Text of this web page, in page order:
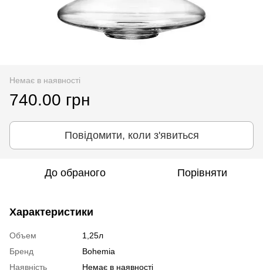
Немає в наявності
740.00 грн
Повідомити, коли з'явиться
До обраного Порівняти
Характеристики
Объем
1,25л
Бренд
Bohemia
Наявність
Немає в наявності